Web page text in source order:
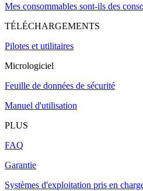
Mes consommables sont-ils des
TÉLÉCHARGEMENTS
Pilotes et utilitaires
Micrologiciel
Feuille de données de sécurité
Manuel d'utilisation
PLUS
FAQ
Garantie
Systèmes d'exploitation pris en